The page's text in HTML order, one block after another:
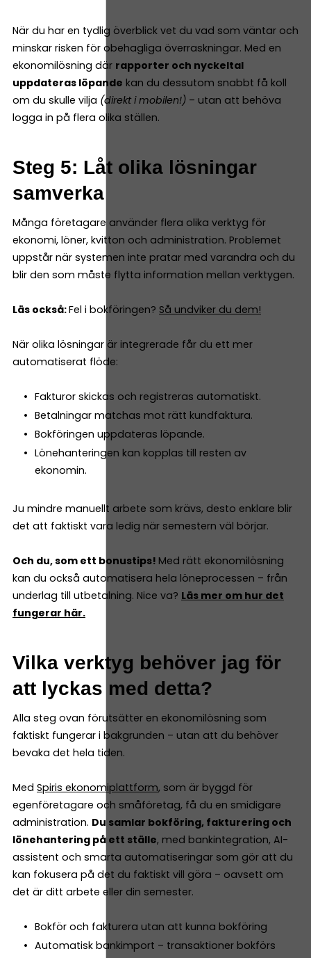
När du har en tydlig överblick vet du vad som väntar och
minskar risken för obehagliga överraskningar. Med en
ekonomilösning där rapporter och nyckeltal
uppdateras löpande kan du dessutom snabbt få koll
om du skulle vilja (direkt i mobilen!) – utan att behöva
logga in på flera olika ställen.
Steg 5: Låt olika lösningar
samverka
Många företagare använder flera olika verktyg för
ekonomi, löner, kvitton och administration. Problemet
uppstår när systemen inte pratar med varandra och du
blir den som måste flytta information mellan verktygen.
Läs också:Fel i bokföringen? Så undviker du dem!
När olika lösningar är integrerade får du ett mer
automatiserat flöde:
Fakturor skickas och registreras automatiskt.
Betalningar matchas mot rätt kundfaktura.
Bokföringen uppdateras löpande.
Lönehanteringen kan kopplas till resten av
ekonomin.
Ju mindre manuellt arbete som krävs, desto enklare blir
det att faktiskt vara ledig när semestern väl börjar.
Och du, som ett bonustips! Med rätt ekonomilösning
kan du också automatisera hela löneprocessen – från
underlag till utbetalning. Nice va? Läs mer om hur det
fungerar här.
Vilka verktyg behöver jag för
att lyckas med detta?
Alla steg ovan förutsätter en ekonomilösning som
faktiskt fungerar i bakgrunden – utan att du behöver
bevaka det hela tiden.
Med Spiris ekonomiplattform, som är byggd för
egenföretagare och småföretag, få du en smidigare
administration. Du samlar bokföring, fakturering och
lönehantering på ett ställe, med bankintegration, AI-
assistent och smarta automatiseringar som gör att du
kan fokusera på det du faktiskt vill göra – oavsett om
det är ditt arbete eller din semester.
Bokför och fakturera utan att kunna bokföring
Automatisk bankimport – transaktioner bokförs